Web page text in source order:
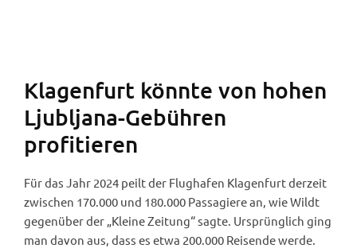
Klagenfurt könnte von hohen
Ljubljana-Gebühren
profitieren
Für das Jahr 2024 peilt der Flughafen Klagenfurt derzeit
zwischen 170.000 und 180.000 Passagiere an, wie Wildt
gegenüber der „Kleine Zeitung“ sagte. Ursprünglich ging
man davon aus, dass es etwa 200.000 Reisende werde.